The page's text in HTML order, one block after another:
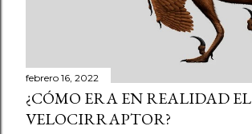
febrero 16, 2022
¿CÓMO ERA EN REALIDAD EL
VELOCIRRAPTOR?